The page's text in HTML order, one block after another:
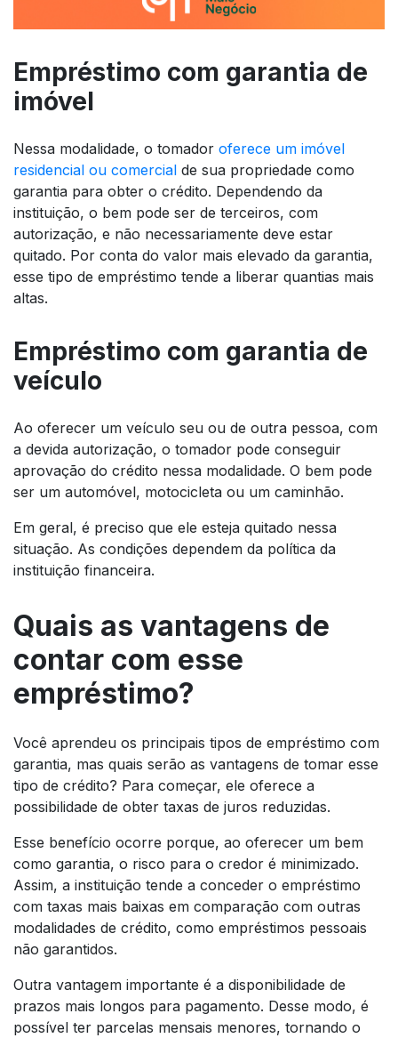
Empréstimo com garantia de
imóvel
Nessa modalidade, o tomador oferece um imóvel
residencial ou comercial de sua propriedade como
garantia para obter o crédito. Dependendo da
instituição, o bem pode ser de terceiros, com
autorização, e não necessariamente deve estar
quitado. Por conta do valor mais elevado da garantia,
esse tipo de empréstimo tende a liberar quantias mais
altas.
Empréstimo com garantia de
veículo
Ao oferecer um veículo seu ou de outra pessoa, com
a devida autorização, o tomador pode conseguir
aprovação do crédito nessa modalidade. O bem pode
ser um automóvel, motocicleta ou um caminhão.
Em geral, é preciso que ele esteja quitado nessa
situação. As condições dependem da política da
instituição financeira.
Quais as vantagens de
contar com esse
empréstimo?
Você aprendeu os principais tipos de empréstimo com
garantia, mas quais serão as vantagens de tomar esse
tipo de crédito? Para começar, ele oferece a
possibilidade de obter taxas de juros reduzidas.
Esse benefício ocorre porque, ao oferecer um bem
como garantia, o risco para o credor é minimizado.
Assim, a instituição tende a conceder o empréstimo
com taxas mais baixas em comparação com outras
modalidades de crédito, como empréstimos pessoais
não garantidos.
Outra vantagem importante é a disponibilidade de
prazos mais longos para pagamento. Desse modo, é
possível ter parcelas mensais menores, tornando o